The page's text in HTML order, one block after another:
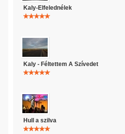
Kaly-Elfelednélek
Kaly - Féltettem A Szívedet
Hull a szilva